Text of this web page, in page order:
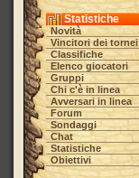
Statistiche
Novità
Vincitori dei tornei
Classifiche
Elenco giocatori
Gruppi
Chi c'è in linea
Avversari in linea
Forum
Sondaggi
Chat
Statistiche
Obiettivi